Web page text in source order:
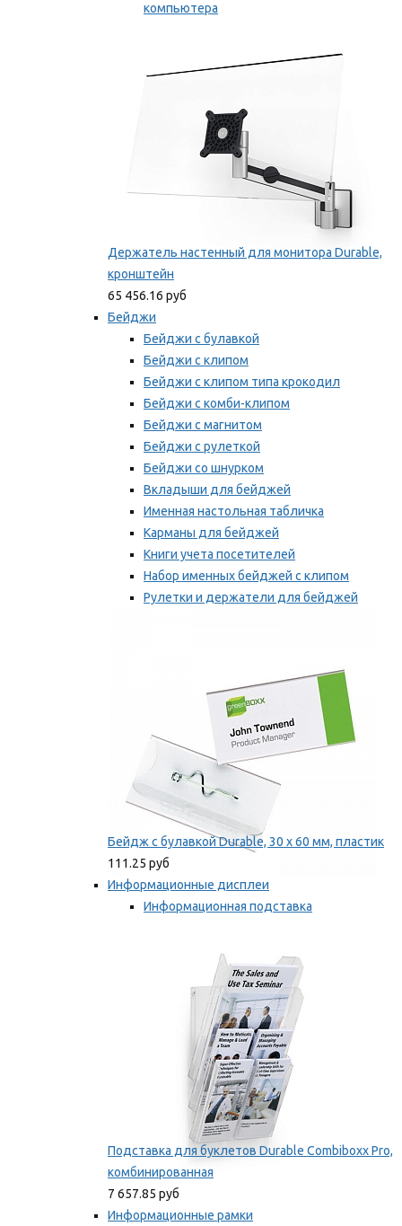
компьютера
Держатель настенный для монитора Durable,
кронштейн
65 456.16 руб
Бейджи
Бейджи с булавкой
Бейджи с клипом
Бейджи с клипом типа крокодил
Бейджи с комби-клипом
Бейджи с магнитом
Бейджи с рулеткой
Бейджи со шнурком
Вкладыши для бейджей
Именная настольная табличка
Карманы для бейджей
Книги учета посетителей
Набор именных бейджей с клипом
Рулетки и держатели для бейджей
Бейдж с булавкой Durable, 30 х 60 мм, пластик
111.25 руб
Информационные дисплеи
Информационная подставка
Подставка для буклетов Durable Combiboxx Pro,
комбинированная
7 657.85 руб
Информационные рамки